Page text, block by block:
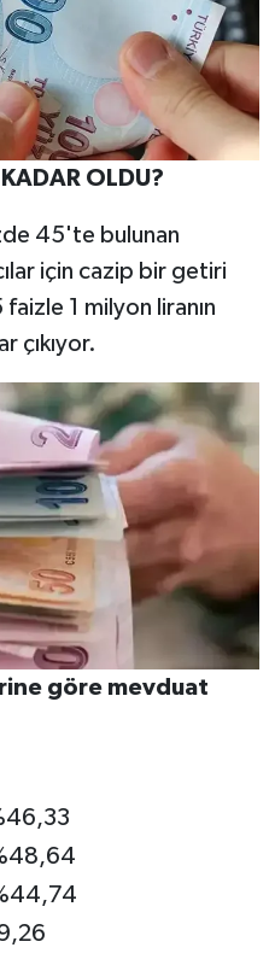
OLDU?
45'te bulunan
için cazip bir getiri
1 milyon liranın
çıkıyor.
göre mevduat